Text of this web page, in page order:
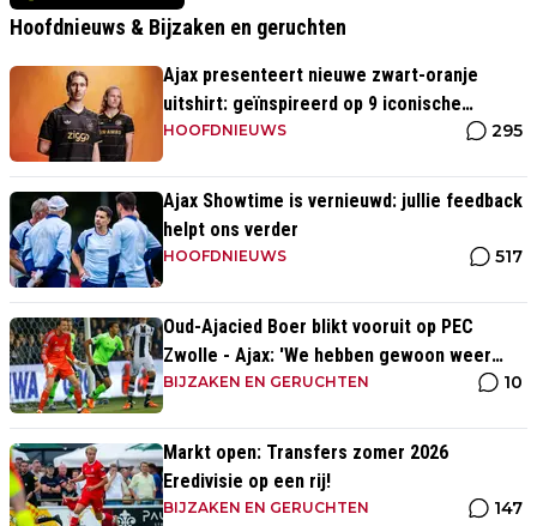
Hoofdnieuws & Bijzaken en geruchten
Ajax presenteert nieuwe zwart-oranje
uitshirt: geïnspireerd op 9 iconische
momenten uit clubhistorie
HOOFDNIEUWS 295
Ajax Showtime is vernieuwd: jullie feedback
helpt ons verder
HOOFDNIEUWS 517
Oud-Ajacied Boer blikt vooruit op PEC
Zwolle - Ajax: 'We hebben gewoon weer
kans tegen Ajax'
BIJZAKEN EN GERUCHTEN 10
Markt open: Transfers zomer 2026
Eredivisie op een rij!
BIJZAKEN EN GERUCHTEN 147